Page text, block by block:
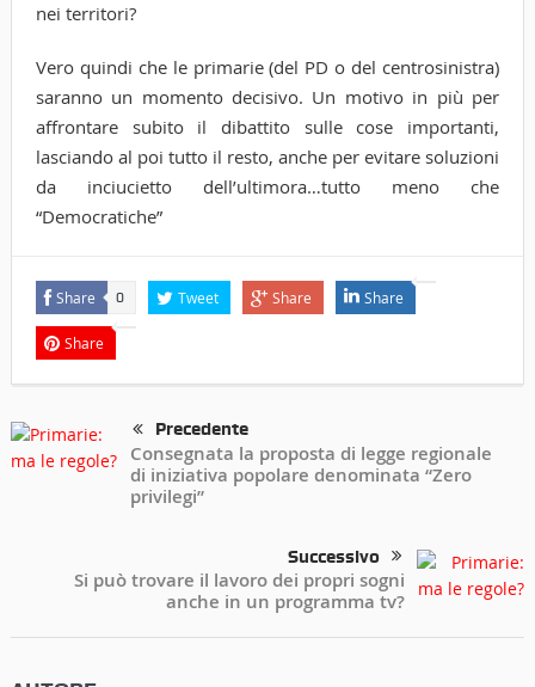
nei territori?
Vero quindi che le primarie (del PD o del centrosinistra)
saranno un momento decisivo. Un motivo in più per
affrontare subito il dibattito sulle cose importanti,
lasciando al poi tutto il resto, anche per evitare soluzioni
da inciucietto dell’ultimora…tutto meno che
“Democratiche”
Share 0 Tweet Share Share
Share
Precedente
Consegnata la proposta di legge regionale
di iniziativa popolare denominata “Zero
privilegi”
Successivo
Si può trovare il lavoro dei propri sogni
anche in un programma tv?